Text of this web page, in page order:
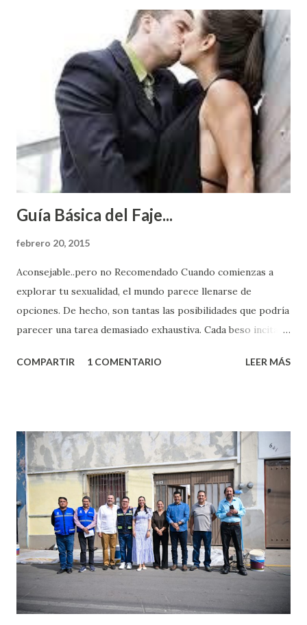
Guía Básica del Faje...
febrero 20, 2015
Aconsejable..pero no Recomendado Cuando comienzas a
explorar tu sexualidad, el mundo parece llenarse de
opciones. De hecho, son tantas las posibilidades que podría
parecer una tarea demasiado exhaustiva. Cada beso incita
partes de ti que jamás hubieras imaginado. El problema es
conoces ni la mitad de lo que deberías saber. Pero incluso
quienes ya han tenido relaciones sexuales no son expertos
o expertas en el tema. Siempre hay algo nuevo que
aprender y nuevas experiencias que conocer. Si eres una
chica y aún no has tenido relaciones sexuales, tal vez
pienses que el sexo será increíble y no puedas esperar para
experimentarlo, pero como cualquier persona con
experiencia te dirá, siempre es mejor cuando ambas partes
son suficientemen...
COMPARTIR 1 COMENTARIO LEER MÁS